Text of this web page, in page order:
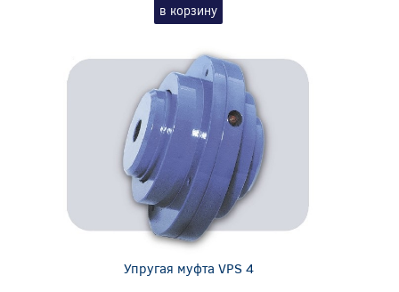
в корзину
Упругая муфта VPS 4